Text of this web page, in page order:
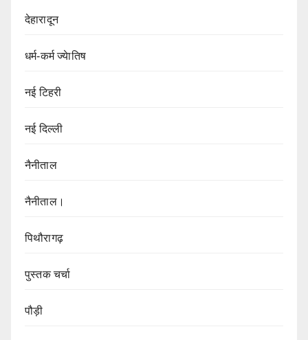
देहारादून
धर्म-कर्म ज्येातिष
नई टिहरी
नई दिल्ली
नैनीताल
नैनीताल।
पिथौरागढ़
पुस्तक चर्चा
पौड़ी